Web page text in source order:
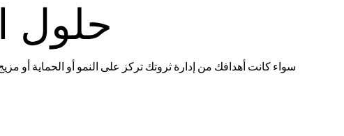
حلول
سواء كانت أهدافك من إدارة ثروتك تركز على النمو أو الحماية أو